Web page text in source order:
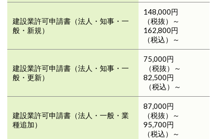
建設業許可申請書（法人・知事・一
般・新規）
148,000円
（税抜）～
162,800円
（税込）～
建設業許可申請書（法人・知事・一
般・更新）
75,000円
（税抜）～
82,500円
（税込）～
建設業許可申請書（法人・一般・業
種追加）
87,000円
（税抜）～
95,700円
（税込）～